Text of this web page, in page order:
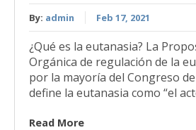
By: admin Feb 17, 2021
¿Qué es la eutanasia? La
Orgánica de regulación de la
por la mayoría del Congreso
define la eutanasia como “el
Read More